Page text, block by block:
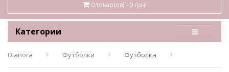
0 товар(ов) - 0 грн.
Категории
Dianora Футболки Футболка